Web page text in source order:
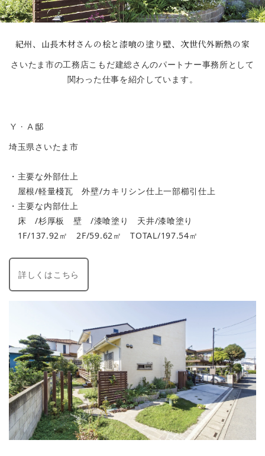
紀州、山長木材さんの桧と漆喰の塗り壁、次世代外断熱の家
さいたま市の工務店こもだ建総さんのパートナー事務所として
関わった仕事を紹介しています。
Ｙ・Ａ邸
埼玉県さいたま市
・主要な外部仕上
屋根/軽量棧瓦 外壁/カキリシン仕上一部櫛引仕上
・主要な内部仕上
床 /杉厚板 壁 /漆喰塗り 天井/漆喰塗り
1F/137.92㎡ 2F/59.62㎡ TOTAL/197.54㎡
詳しくはこちら